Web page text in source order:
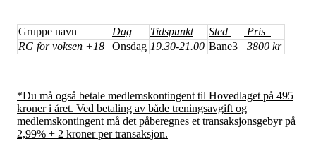
Gruppe navn Dag Tidspunkt Sted
Pris
RG for voksen +18
Onsdag 19.30-21.00 Bane3 3800 kr
*Du må også betale medlemskontingent til Hovedlaget på 495
kroner i året. Ved betaling av både treningsavgift og
medlemskontingent må det påberegnes et transaksjonsgebyr på
2,99% + 2 kroner per transaksjon.